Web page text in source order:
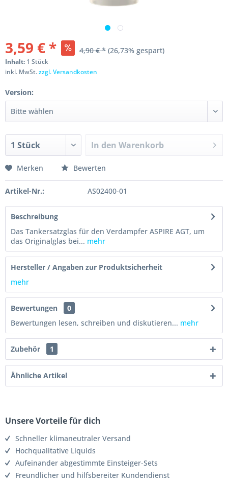
3,59 € * 4,90 € * (26,73% gespart)
Inhalt: 1 Stück
inkl. MwSt.zzgl. Versandkosten
Version:
In den Warenkorb
Merken Bewerten
Artikel-Nr.: AS02400-01
Beschreibung
Das Tankersatzglas für den Verdampfer ASPIRE AGT, um
das Originalglas bei... mehr
Hersteller / Angaben zur Produktsicherheit
mehr
Bewertungen
0
Bewertungen lesen, schreiben und diskutieren... mehr
Zubehör 1
Ähnliche Artikel
Unsere Vorteile für dich
Schneller klimaneutraler Versand
Hochqualitative Liquids
Aufeinander abgestimmte Einsteiger-Sets
Freundlicher und hilfsbereiter Kundendienst